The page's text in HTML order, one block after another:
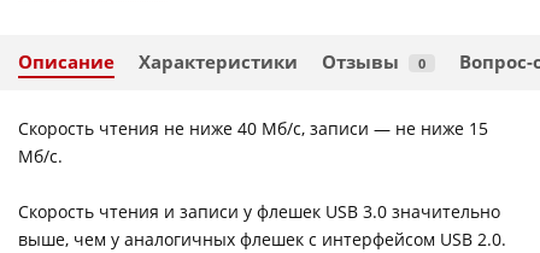
Описание Характеристики Отзывы 0 Вопрос-
Скорость чтения не ниже 40 Мб/с, записи — не ниже 15
Мб/с.
Скорость чтения и записи у флешек USB 3.0 значительно
выше, чем у аналогичных флешек с интерфейсом USB 2.0.